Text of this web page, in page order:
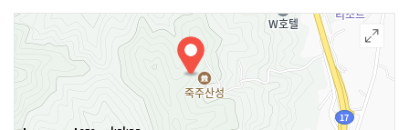
후반 이후에 죽주산성을 쌓았고, 이후 몇 차례 고쳐 쌓았다. 이와 같이 여러
시기에 걸쳐 다시 쌓은 것은 죽주산성이 품은 시간의 켜를 보여주는 것이다.
외성은 고려 초에 축조되었는데, 신라 산성의 북벽에 새로 성벽을 쌓아 규모를
넓혔다. 고려 고종 23년(1236)에는
죽주방호별감인 송문주(宋文冑) 장군이 죽주산성에서 몽고군의 공격을
막아내었다. 이러한 역사적 중요성을 반영하듯이 산성 내에는 송문주 장군의